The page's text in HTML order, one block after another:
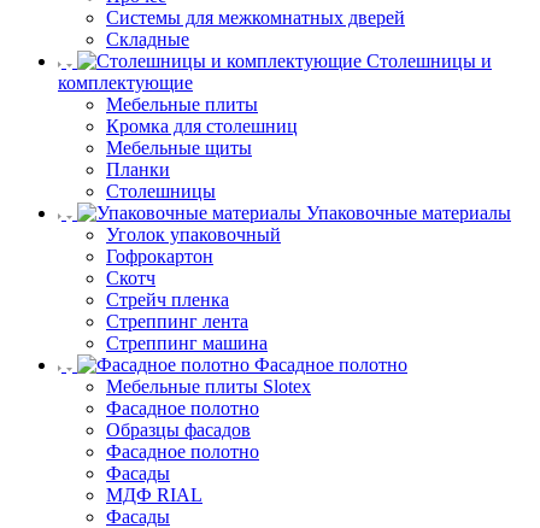
Системы для межкомнатных дверей
Складные
Столешницы и
комплектующие
Мебельные плиты
Кромка для столешниц
Мебельные щиты
Планки
Столешницы
Упаковочные материалы
Уголок упаковочный
Гофрокартон
Скотч
Стрейч пленка
Стреппинг лента
Стреппинг машина
Фасадное полотно
Мебельные плиты Slotex
Фасадное полотно
Образцы фасадов
Фасадное полотно
Фасады
МДФ RIAL
Фасады